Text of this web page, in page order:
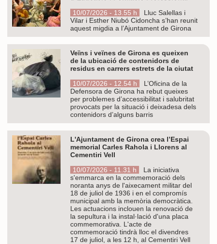
10/07/2026 - 13.55 h
Lluc Salellas i
Vilar i Esther Niubó Cidoncha s’han reunit
aquest migdia a l’Ajuntament de Girona
Veïns i veïnes de Girona es queixen
de la ubicació de contenidors de
residus en carrers estrets de la ciutat
10/07/2026 - 12.54 h
L’Oficina de la
Defensora de Girona ha rebut queixes
per problemes d’accessibilitat i salubritat
provocats per la situació i deixadesa dels
contenidors d’alguns barris
L'Ajuntament de Girona crea l’Espai
memorial Carles Rahola i Llorens al
Cementiri Vell
10/07/2026 - 11.31 h
La iniciativa
s'emmarca en la commemoració dels
noranta anys de l'aixecament militar del
18 de juliol de 1936 i en el compromís
municipal amb la memòria democràtica.
Les actuacions inclouen la renovació de
la sepultura i la instal·lació d'una placa
commemorativa. L'acte de
commemoració tindrà lloc el divendres
17 de juliol, a les 12 h, al Cementiri Vell